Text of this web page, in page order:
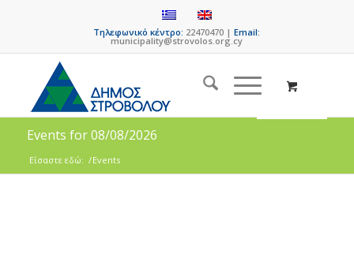
Τηλεφωνικό κέντρο: 22470470 |Email:
municipality@strovolos.org.cy
Events for 08/08/2026
Είσαστε εδώ: /Events